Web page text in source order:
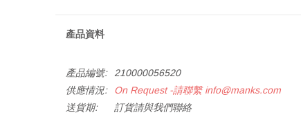
產品資料
產品編號:
210000056520
供應情況:
On Request -請聯繫info@manks.com
送貨期:
訂貨請與我們聯絡